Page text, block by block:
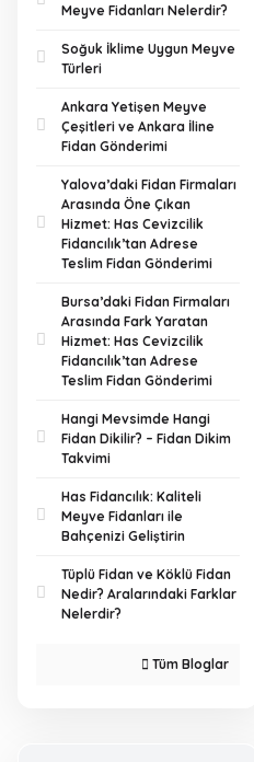
Meyve Fidanları Nelerdir?
Soğuk İklime Uygun Meyve
Türleri
Ankara Yetişen Meyve
Çeşitleri ve Ankara İline
Fidan Gönderimi
Yalova’daki Fidan Firmaları
Arasında Öne Çıkan
Hizmet: Has Cevizcilik
Fidancılık’tan Adrese
Teslim Fidan Gönderimi
Bursa’daki Fidan Firmaları
Arasında Fark Yaratan
Hizmet: Has Cevizcilik
Fidancılık’tan Adrese
Teslim Fidan Gönderimi
Hangi Mevsimde Hangi
Fidan Dikilir? – Fidan Dikim
Takvimi
Has Fidancılık: Kaliteli
Meyve Fidanları ile
Bahçenizi Geliştirin
Tüplü Fidan ve Köklü Fidan
Nedir? Aralarındaki Farklar
Nelerdir?
Tüm Bloglar